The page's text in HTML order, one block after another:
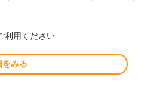
利用ください
みる